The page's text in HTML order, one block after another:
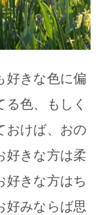
好きな色に偏
色、もしく
おけば、おの
好きな方は柔
好きな方はち
好みならば思